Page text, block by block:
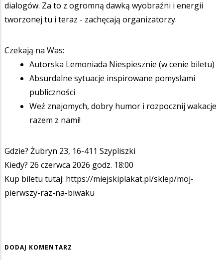
dialogów. Za to z ogromną dawką wyobraźni i energii
tworzonej tu i teraz - zachęcają organizatorzy.
Czekają na Was:
Autorska Lemoniada Niespiesznie (w cenie biletu)
Absurdalne sytuacje inspirowane pomysłami
publiczności
Weź znajomych, dobry humor i rozpocznij wakacje
razem z nami!
Gdzie? Żubryn 23, 16-411 Szypliszki
Kiedy? 26 czerwca 2026 godz. 18:00
Kup biletu tutaj: https://miejskiplakat.pl/sklep/moj-
pierwszy-raz-na-biwaku
DODAJ KOMENTARZ